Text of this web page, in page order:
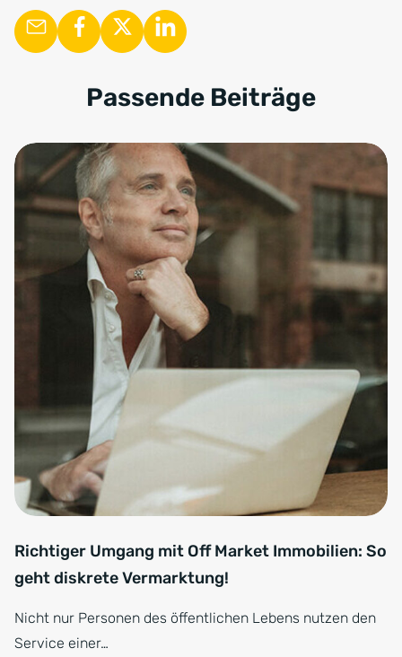
Passende Beiträge
Richtiger Umgang mit Off Market Immobilien: So
geht diskrete Vermarktung!
Nicht nur Personen des öffentlichen Lebens nutzen den
Service einer…